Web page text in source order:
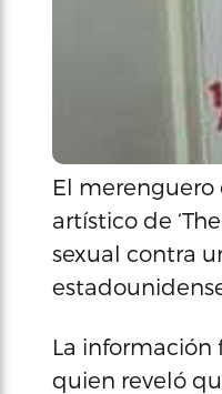
El
artístico de
sexual contra
La información
quien reveló